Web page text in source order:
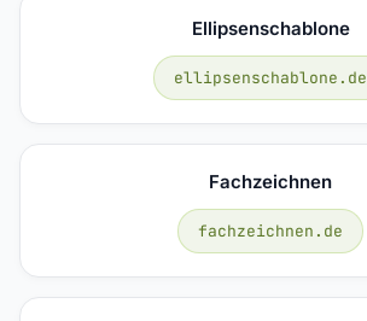
Ellipsenschablone
ellipsenschablone.de
Fachzeichnen
fachzeichnen.de